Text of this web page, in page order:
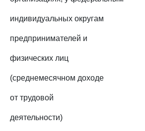
индивидуальных округам
предпринимателей и
физических лиц
(среднемесячном доходе
от трудовой
деятельности)